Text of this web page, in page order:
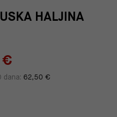
HALJINA
dana: 62,50 €